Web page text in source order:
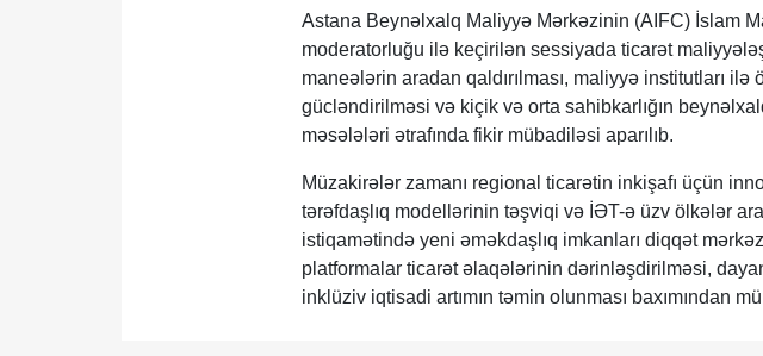
Astana Beynəlxalq Maliyyə Mərkəzinin (AIFC) İslam
moderatorluğu ilə keçirilən sessiyada ticarət
maneələrin aradan qaldırılması, maliyyə institutları ilə
gücləndirilməsi və kiçik və orta sahibkarlığın beynəlxalq
məsələləri ətrafında fikir mübadiləsi aparılıb.
Müzakirələr zamanı regional ticarətin inkişafı üçün
tərəfdaşlıq modellərinin təşviqi və İƏT-ə üzv ölkələr
istiqamətində yeni əməkdaşlıq imkanları diqqət
platformalar ticarət əlaqələrinin dərinləşdirilməsi,
inklüziv iqtisadi artımın təmin olunması baxımından